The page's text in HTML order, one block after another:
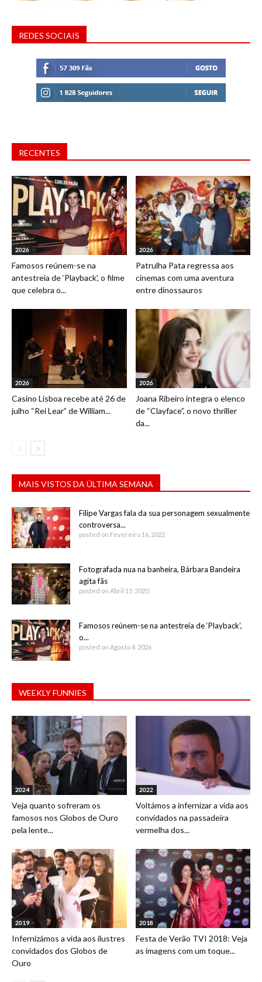
REDES SOCIAIS
RECENTES
2026
Famosos reúnem-se na
antestreia de ‘Playback’, o filme
que celebra o...
2026
Patrulha Pata regressa aos
cinemas com uma aventura
entre dinossauros
2026
Casino Lisboa recebe até 26 de
julho “Rei Lear” de William...
2026
Joana Ribeiro integra o elenco
de “Clayface”, o novo thriller
da...
MAIS VISTOS DA ÚLTIMA SEMANA
Filipe Vargas fala da sua personagem sexualmente
controversa...
posted on Fevereiro 16, 2022
Fotografada nua na banheira, Bárbara Bandeira
agita fãs
posted on Abril 15, 2020
Famosos reúnem-se na antestreia de ‘Playback’,
o...
posted on Agosto 4, 2026
WEEKLY FUNNIES
2024
Veja quanto sofreram os
famosos nos Globos de Ouro
pela lente...
2022
Voltámos a infernizar a vida aos
convidados na passadeira
vermelha dos...
2019
Infernizámos a vida aos ilustres
convidados dos Globos de
Ouro
2018
Festa de Verão TVI 2018: Veja
as imagens com um toque...